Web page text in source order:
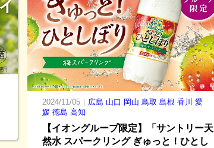
2024/11/05｜ 広島 山口 岡山 鳥取 島根 香川 愛
媛 徳島 高知
【イオングループ限定】「サントリー天
然水 スパークリング ぎゅっと！ひとし